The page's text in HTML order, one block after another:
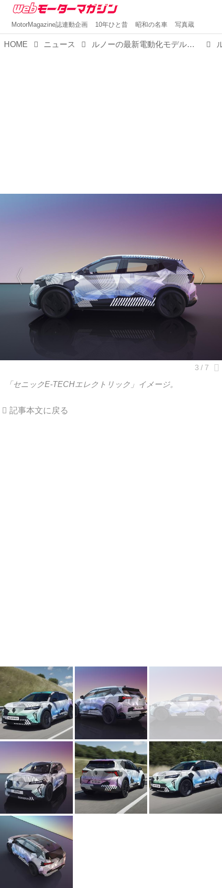
MotorMagazine誌連動企画 10年ひと昔 昭和の名車 写真蔵
HOME ニュース ルノーの最新電動化モデル「セニックE-TECHエレクトリック」が、2023年9月4日からの「IAAモビリティ2023」でデビュー
「セニックE-TECHエレクトリック」イメージ。
記事本文に戻る